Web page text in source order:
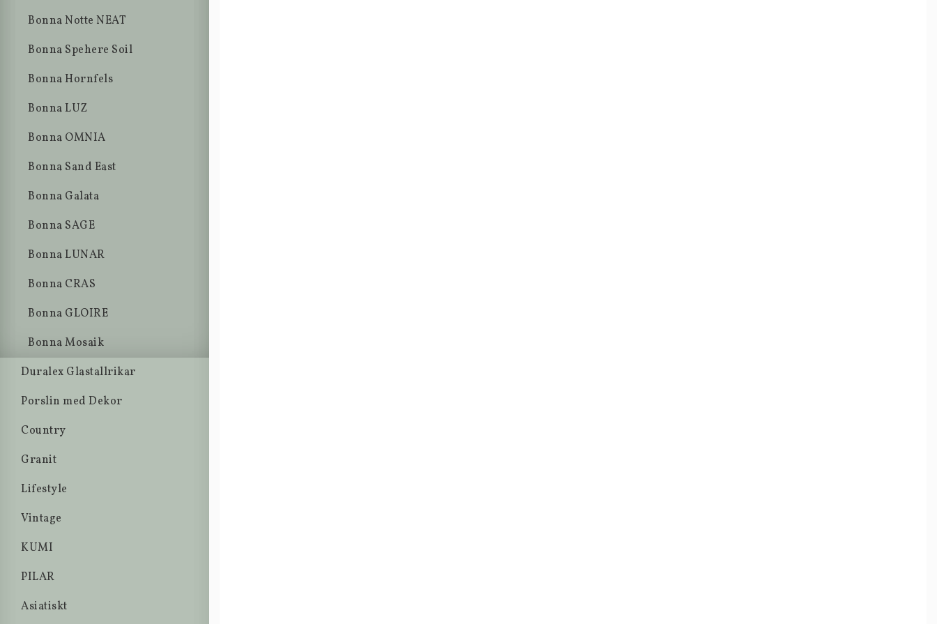
Bonna Notte NEAT
Bonna Spehere Soil
Bonna Hornfels
Bonna LUZ
Bonna OMNIA
Bonna Sand East
Bonna Galata
Bonna SAGE
Bonna LUNAR
Bonna CRAS
Bonna GLOIRE
Bonna Mosaik
Duralex Glastallrikar
Porslin med Dekor
Country
Granit
Lifestyle
Vintage
KUMI
PILAR
Asiatiskt